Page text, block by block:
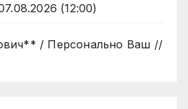
(12:00)
/ Персонально Ваш //